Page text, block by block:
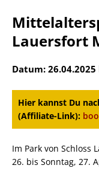
Lauersfort
Datum: 26.04.2025
Hier kannst Du
(Affiliate-Link):
Im Park von Schloss
26. bis Sonntag, 27.